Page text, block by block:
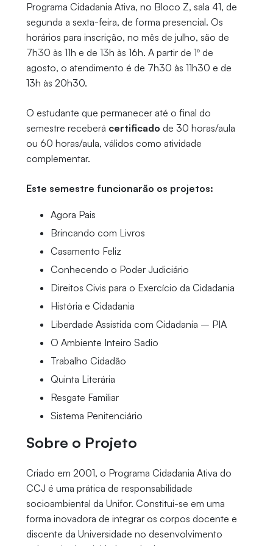
Programa Cidadania Ativa, no Bloco Z, sala 41, de
segunda a sexta-feira, de forma presencial. Os
horários para inscrição, no mês de julho, são de
7h30 às 11h e de 13h às 16h. A partir de 1º de
agosto, o atendimento é de 7h30 às 11h30 e de
13h às 20h30.
O estudante que permanecer até o final do
semestre receberá certificado de 30 horas/aula
ou 60 horas/aula, válidos como atividade
complementar.
Este semestre funcionarão os projetos:
Agora Pais
Brincando com Livros
Casamento Feliz
Conhecendo o Poder Judiciário
Direitos Civis para o Exercício da Cidadania
História e Cidadania
Liberdade Assistida com Cidadania – PIA
O Ambiente Inteiro Sadio
Trabalho Cidadão
Quinta Literária
Resgate Familiar
Sistema Penitenciário
Sobre o Projeto
Criado em 2001, o Programa Cidadania Ativa do
CCJ é uma prática de responsabilidade
socioambiental da Unifor. Constitui-se em uma
forma inovadora de integrar os corpos docente e
discente da Universidade no desenvolvimento